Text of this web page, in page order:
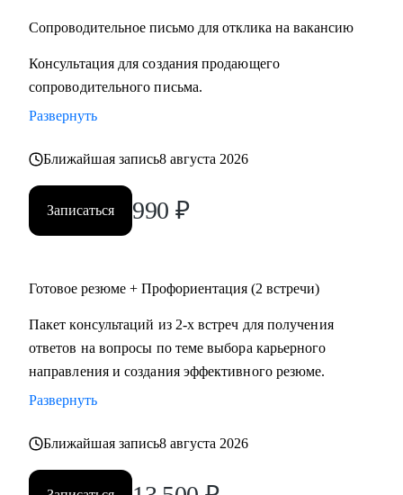
Сопроводительное письмо для отклика на вакансию
Консультация для создания продающего
сопроводительного письма.
Развернуть
Ближайшая запись8 августа 2026
Записаться 990 ₽
Готовое резюме + Профориентация (2 встречи)
Пакет консультаций из 2-х встреч для получения
ответов на вопросы по теме выбора карьерного
направления и создания эффективного резюме.
Развернуть
Ближайшая запись8 августа 2026